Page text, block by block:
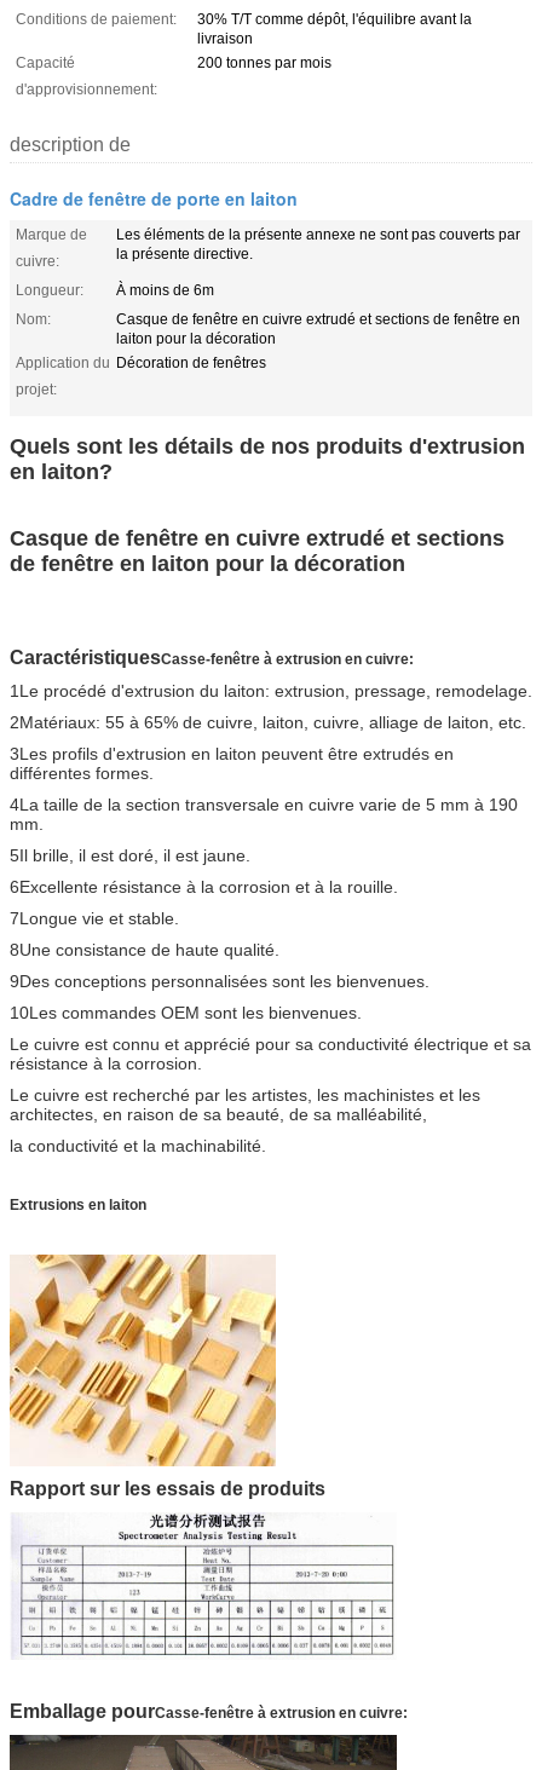
Conditions de paiement:
30% T/T comme dépôt, l'équilibre avant la
livraison
Capacité
d'approvisionnement:
200 tonnes par mois
description de
Cadre de fenêtre de porte en laiton
Marque de
cuivre:
Les éléments de la présente annexe ne sont pas couverts par
la présente directive.
Longueur:
À moins de 6m
Nom:
Casque de fenêtre en cuivre extrudé et sections de fenêtre en
laiton pour la décoration
Application du
projet:
Décoration de fenêtres
Quels sont les détails de nos produits d'extrusion
en laiton?
Casque de fenêtre en cuivre extrudé et sections
de fenêtre en laiton pour la décoration
CaractéristiquesCasse-fenêtre à extrusion en cuivre:
1Le procédé d'extrusion du laiton: extrusion, pressage, remodelage.
2Matériaux: 55 à 65% de cuivre, laiton, cuivre, alliage de laiton, etc.
3Les profils d'extrusion en laiton peuvent être extrudés en
différentes formes.
4La taille de la section transversale en cuivre varie de 5 mm à 190
mm.
5Il brille, il est doré, il est jaune.
6Excellente résistance à la corrosion et à la rouille.
7Longue vie et stable.
8Une consistance de haute qualité.
9Des conceptions personnalisées sont les bienvenues.
10Les commandes OEM sont les bienvenues.
Le cuivre est connu et apprécié pour sa conductivité électrique et sa
résistance à la corrosion.
Le cuivre est recherché par les artistes, les machinistes et les
architectes, en raison de sa beauté, de sa malléabilité,
la conductivité et la machinabilité.
Extrusions en laiton
Rapport sur les essais de produits
Emballage pourCasse-fenêtre à extrusion en cuivre: